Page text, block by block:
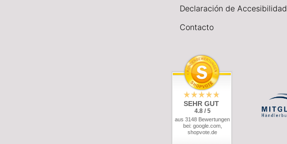
Declaración de Accesibilidad
Contacto
SEHR GUT
4.8 / 5
aus 3148 Bewertungen
bei: google.com,
shopvote.de